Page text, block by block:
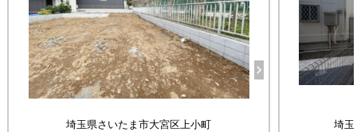
埼玉県さいたま市大宮区上小町 埼玉